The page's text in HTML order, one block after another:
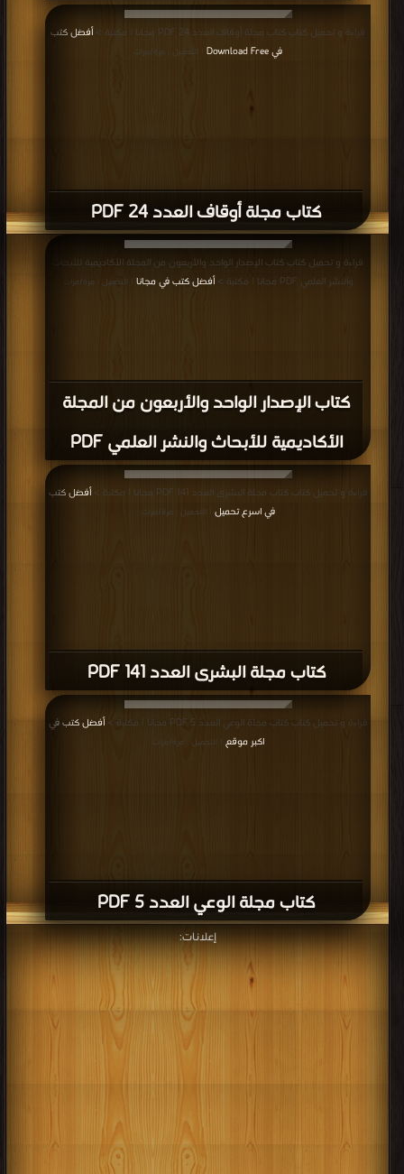
كتاب مجلة أوقاف العدد 24 PDF
قراءة و تحميل كتاب كتاب مجلة أوقاف العدد 24 PDF مجانا | مكتبة >
أفضل كتب
في Download Free
| التحميل : مرة/مرات
كتاب الإصدار الواحد والأربعون من المجلة
الأكاديمية للأبحاث والنشر العلمي PDF
قراءة و تحميل كتاب كتاب الإصدار الواحد والأربعون من المجلة الأكاديمية للأبحاث
والنشر العلمي PDF مجانا | مكتبة >
أفضل كتب في مجانا | التحميل : مرة/مرات
كتاب مجلة البشرى العدد 141 PDF
قراءة و تحميل كتاب كتاب مجلة البشرى العدد 141 PDF مجانا | مكتبة >
أفضل كتب
في اسرع تحميل
| التحميل : مرة/مرات
كتاب مجلة الوعي العدد 5 PDF
قراءة و تحميل كتاب كتاب مجلة الوعي العدد 5 PDF مجانا | مكتبة >
أفضل كتب في
اكبر موقع
| التحميل : مرة/مرات
إعلانات: